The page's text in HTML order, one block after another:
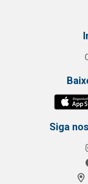
Siga